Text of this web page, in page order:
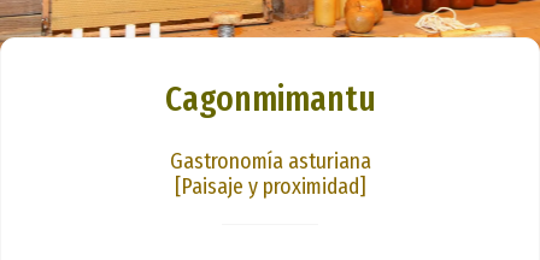
Cagonmimantu
Gastronomía asturiana
[Paisaje y proximidad]